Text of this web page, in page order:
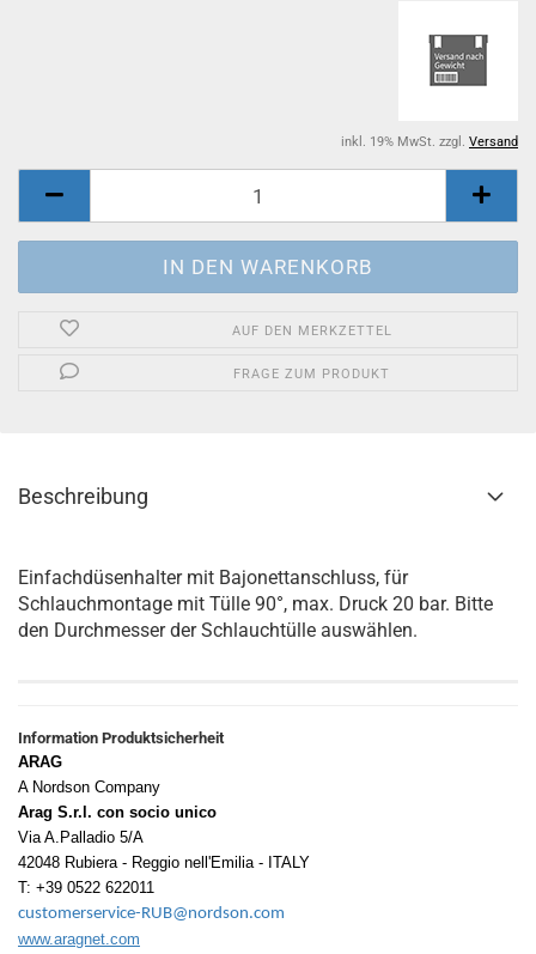
inkl. 19% MwSt. zzgl. Versand
AUF DEN MERKZETTEL
FRAGE ZUM PRODUKT
Beschreibung
Einfachdüsenhalter mit Bajonettanschluss, für
Schlauchmontage mit Tülle 90°, max. Druck 20 bar. Bitte
den Durchmesser der Schlauchtülle auswählen.
Information Produktsicherheit
ARAG
A Nordson Company
Arag S.r.l. con socio unico
Via A.Palladio 5/A
42048 Rubiera - Reggio nell'Emilia - ITALY
T: +39 0522 622011
customerservice-RUB@nordson.com
www.aragnet.com